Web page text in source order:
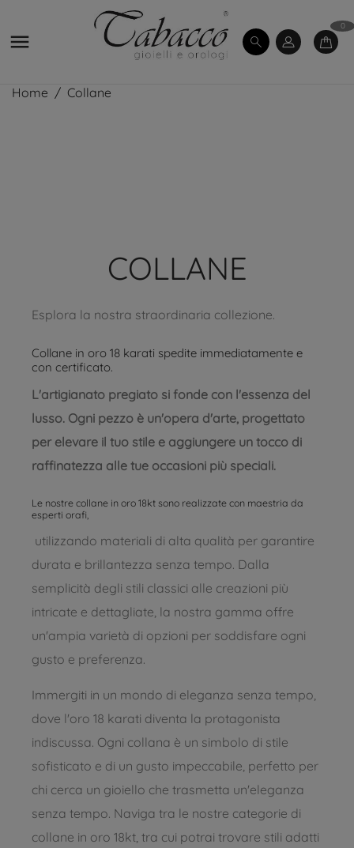

0
Home Collane
COLLANE
Esplora la nostra straordinaria collezione.
Collane in oro 18 karati spedite immediatamente e
con certificato.
L'artigianato pregiato si fonde con l'essenza del
lusso. Ogni pezzo è un'opera d'arte, progettato
per elevare il tuo stile e aggiungere un tocco di
raffinatezza alle tue occasioni più speciali.
Le nostre collane in oro 18kt sono realizzate con maestria da
esperti orafi,
utilizzando materiali di alta qualità per garantire
durata e brillantezza senza tempo. Dalla
semplicità degli stili classici alle creazioni più
intricate e dettagliate, la nostra gamma offre
un'ampia varietà di opzioni per soddisfare ogni
gusto e preferenza.
Immergiti in un mondo di eleganza senza tempo,
dove l'oro 18 karati diventa la protagonista
indiscussa. Ogni collana è un simbolo di stile
sofisticato e di un gusto impeccabile, perfetto per
chi cerca un gioiello che trasmetta un'eleganza
senza tempo. Naviga tra le nostre categorie di
collane in oro 18kt, tra cui potrai trovare stili adatti